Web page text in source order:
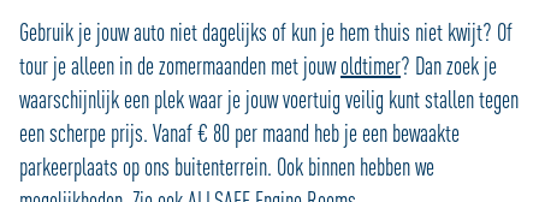
Gebruik je jouw auto niet dagelijks of kun je hem thuis niet kwijt? Of
tour je alleen in de zomermaanden met jouwoldtimer? Dan zoek je
waarschijnlijk een plek waar je jouw voertuig veilig kunt stallen tegen
een scherpe prijs. Vanaf € 80 per maand heb je een bewaakte
parkeerplaats op ons buitenterrein. Ook binnen hebben we